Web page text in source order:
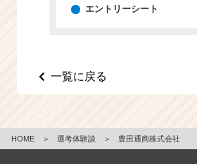
エントリーシート
一覧に戻る
HOME ＞ 選考体験談 ＞ 豊田通商株式会社